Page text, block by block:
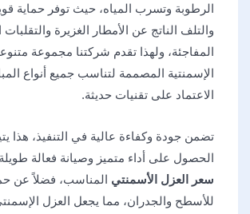
الرطوبة وتسرب المياه، حيث توفر حماية
والتلف الناتج عن الأمطار الغزيرة والتقلبات
المفاجئة، ولهذا تقدم شركتنا مجموعة
الإسمنتية المصممة لتناسب جميع أنواع
الاعتماد على تقنيات حديثة.
تضمن جودة وكفاءة عالية في التنفيذ، هذا
الحصول على أداء متميز وصيانة فعالة
سعر العزل الأسمنتي المناسب، فضلاً عن
للأسطح والجدران، مما يجعل العزل